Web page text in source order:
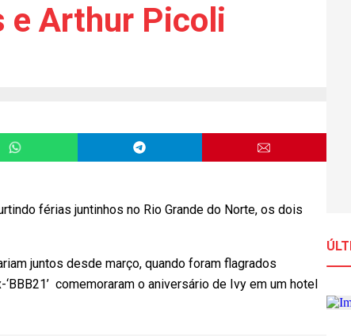
e Arthur Picoli
férias juntinhos no Rio Grande do Norte, os dois
juntos desde março, quando foram flagrados
comemoraram o aniversário de Ivy em um hotel